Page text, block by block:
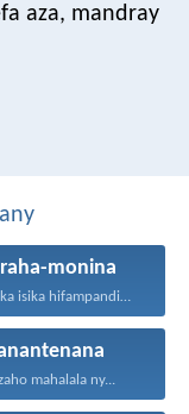
aza, mandray
monina
Ary aoka isika hifampandinika...
mahalala ny...